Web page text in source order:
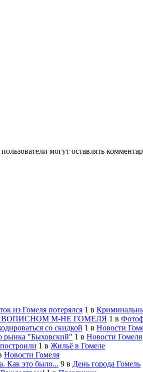
могут оставлять
из Гомеля потерялся 1 в
М-НЕ ГОМЕЛЯ 1 в
со скидкой 1 в Новости
рынка "Быховский" 1 в Новости Гомеля
1 в Жильё в Гомеле
Новости Гомеля
Как это было... 9 в День города Гомель